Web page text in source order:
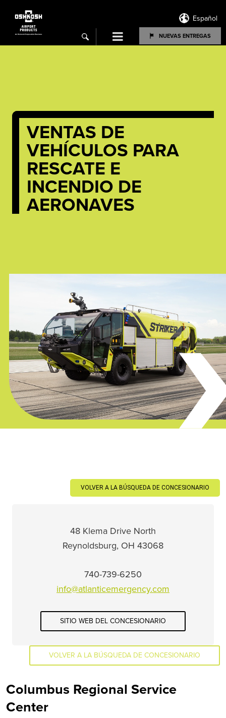
Español
search NUEVAS ENTREGAS
Menu
VENTAS DE
VEHÍCULOS PARA
RESCATE E
INCENDIO DE
AERONAVES
VOLVER A LA BÚSQUEDA DE CONCESIONARIO
48 Klema Drive North
Reynoldsburg, OH 43068
740-739-6250
info@atlanticemergency.com
SITIO WEB DEL CONCESIONARIO
VOLVER A LA BÚSQUEDA DE CONCESIONARIO
Columbus Regional Service
Center